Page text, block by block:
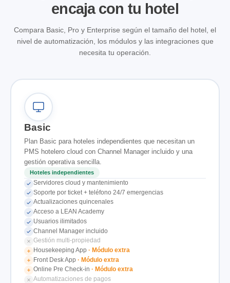
encaja con tu hotel
Compara Basic, Pro y Enterprise según el tamaño del hotel, el
nivel de automatización, los módulos y las integraciones que
necesita tu operación.
Basic
Plan Basic para hoteles independientes que necesitan un
PMS hotelero cloud con Channel Manager incluido y una
gestión operativa sencilla.
Hoteles independientes
Servidores cloud y mantenimiento
Soporte por ticket + teléfono 24/7 emergencias
Actualizaciones quincenales
Acceso a LEAN Academy
Usuarios ilimitados
Channel Manager incluido
Gestión multi-propiedad
Housekeeping App· Módulo extra
Front Desk App· Módulo extra
Online Pre Check-in· Módulo extra
Automatizaciones de pagos